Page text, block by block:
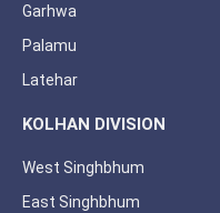
Garhwa
Palamu
Latehar
KOLHAN DIVISION
West Singhbhum
East Singhbhum